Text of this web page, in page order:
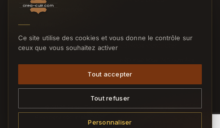
Suivi de commande
Liens utiles
© 2026 Crea-Cuir.com — Tous droits réservés.
Ce site utilise des cookies et vous donne le contrôle sur
ceux que vous souhaitez activer
Tout accepter
Tout refuser
Personnaliser